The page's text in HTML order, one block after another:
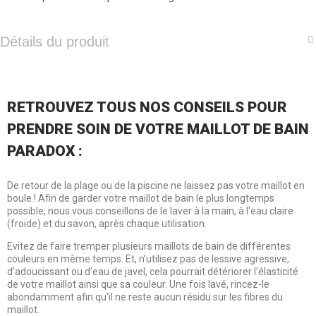
Détails du produit
RETROUVEZ TOUS NOS CONSEILS POUR
PRENDRE SOIN DE VOTRE MAILLOT DE BAIN
PARADOX :
De retour de la plage ou de la piscine ne laissez pas votre maillot en
boule ! Afin de garder votre maillot de bain le plus longtemps
possible, nous vous conseillons de le laver à la main, à l'eau claire
(froide) et du savon, après chaque utilisation.
Evitez de faire tremper plusieurs maillots de bain de différentes
couleurs en même temps. Et, n’utilisez pas de lessive agressive,
d’adoucissant ou d’eau de javel, cela pourrait détériorer l’élasticité
de votre maillot ainsi que sa couleur. Une fois lavé, rincez-le
abondamment afin qu'il ne reste aucun résidu sur les fibres du
maillot.